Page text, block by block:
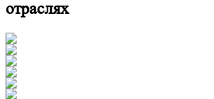
отраслях